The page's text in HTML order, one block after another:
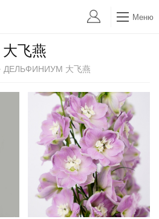
Меню
飞燕
ДЕЛЬФИНИУМ 大飞燕